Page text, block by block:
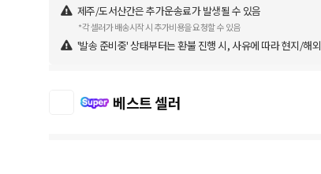
제주/도서산간은 추가운송료가 발생될 수 있음
*각 셀러가 배송시작 시 추가비용을 요청할 수 있음
'발송 준비중' 상태부터는 환불 진행 시, 사유에 따라 현지/해
베스트 셀러